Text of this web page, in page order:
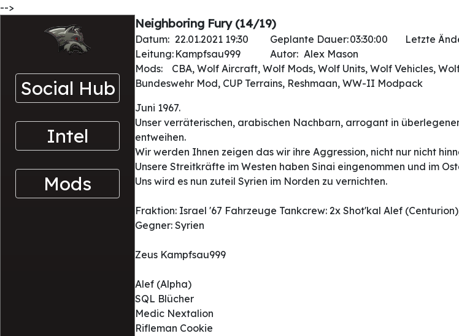
-->
Social Hub
Intel
Mods
Neighboring Fury (14/19)
Datum: 22.01.2021 19:30 Geplante Dauer:03:30:00 Letzte
Leitung: Kampfsau999 Autor: Alex Mason
Mods:
CBA, Wolf Aircraft, Wolf Mods, Wolf Units, Wolf Vehicles,
Bundeswehr Mod, CUP Terrains, Reshmaan, WW-II Modpack
Juni 1967.
Unser verräterischen, arabischen Nachbarn, arrogant in
entweihen.
Wir werden Ihnen zeigen das wir ihre Aggression, nicht nur nicht
Unsere Streitkräfte im Westen haben Sinai eingenommen und im
Uns wird es nun zuteil Syrien im Norden zu vernichten.
Fraktion: Israel '67 Fahrzeuge Tankcrew: 2x Shot'kal Alef
Gegner: Syrien
Zeus Kampfsau999
Alef (Alpha)
SQL Blücher
Medic Nextalion
Rifleman Cookie